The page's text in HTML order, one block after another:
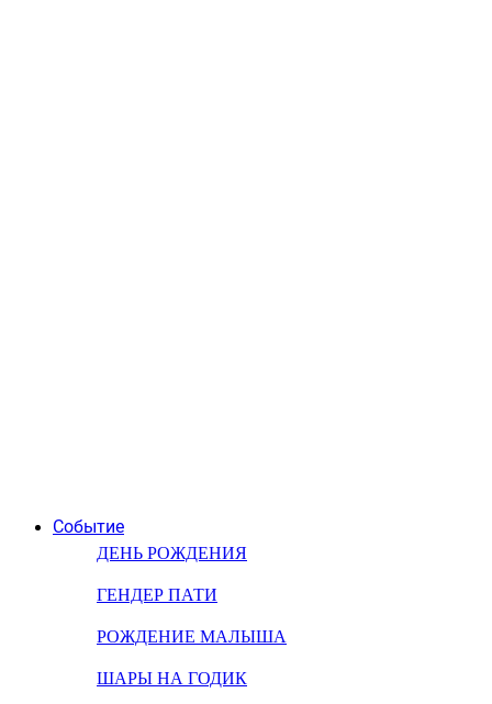
Событие
ДЕНЬ РОЖДЕНИЯ
ГЕНДЕР ПАТИ
РОЖДЕНИЕ МАЛЫША
ШАРЫ НА ГОДИК